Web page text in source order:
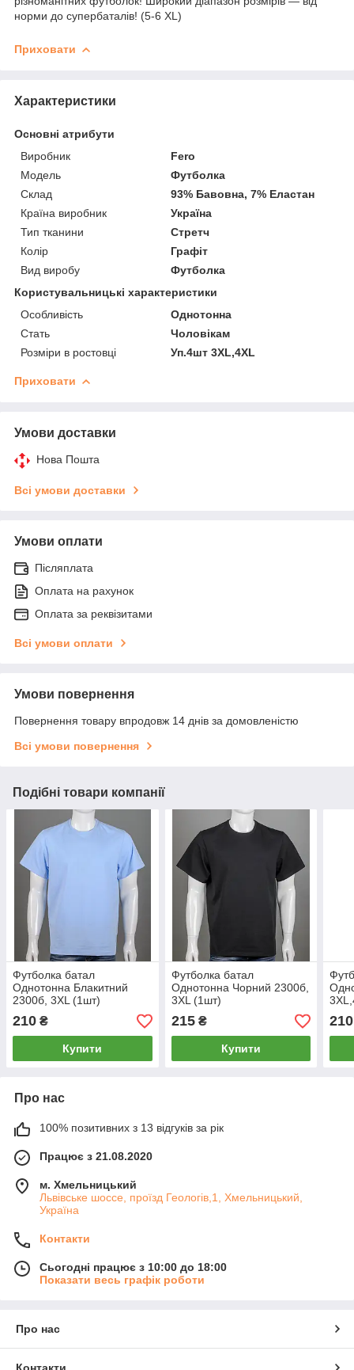
норми до супербаталів! (5-6 XL)
Приховати
Характеристики
Основні атрибути
Виробник
Fero
Модель
Футболка
Склад
93% Бавовна, 7% Еластан
Країна виробник
Україна
Тип тканини
Стретч
Колір
Графіт
Вид виробу
Футболка
Користувальницькі характеристики
Особливість
Однотонна
Стать
Чоловікам
Розміри в ростовці
Уп.4шт 3XL,4XL
Приховати
Умови доставки
Нова Пошта
Всі умови доставки
Умови оплати
Післяплата
Оплата на рахунок
Оплата за реквізитами
Всі умови оплати
Умови повернення
Повернення товару впродовж 14 днів за домовленістю
Всі умови повернення
Подібні товари компанії
Футболка батал
Однотонна Блакитний
2300б, 3XL (1шт)
210 ₴
Купити
Футболка батал
Однотонна Чорний 2300б,
3XL (1шт)
215₴
Купити
210
Про нас
100% позитивних з 13 відгуків за рік
Працює з 21.08.2020
м. Хмельницький
Львівське шоссе, проїзд Геологів,1, Хмельницький,
Україна
Контакти
Сьогодні працює з 10:00 до 18:00
Показати весь графік роботи
Про нас